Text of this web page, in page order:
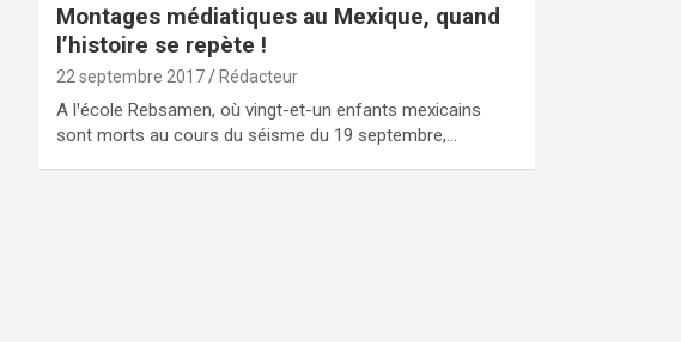
Montages médiatiques au Mexique, quand
l’histoire se repète !
22 septembre 2017 Rédacteur
A lꞌécole Rebsamen, où vingt-et-un enfants mexicains
sont morts au cours du séisme du 19 septembre,…